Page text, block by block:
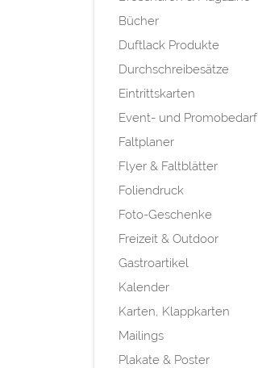
Bücher
Duftlack Produkte
Durchschreibesätze
Eintrittskarten
Event- und Promobedarf
Faltplaner
Flyer & Faltblätter
Foliendruck
Foto-Geschenke
Freizeit & Outdoor
Gastroartikel
Kalender
Karten, Klappkarten
Mailings
Plakate & Poster